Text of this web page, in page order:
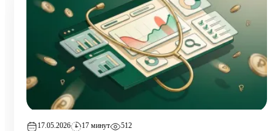
17.05.2026 17 минут 512